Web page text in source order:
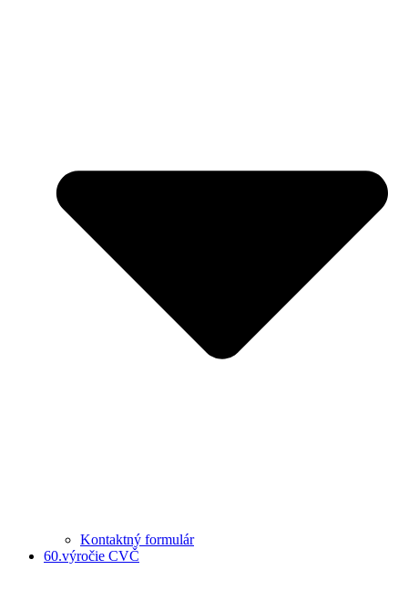
Kontaktný formulár
60.výročie CVČ